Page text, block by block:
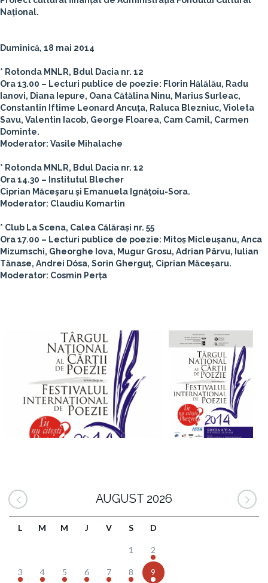
Național.
Duminică, 18 mai 2014
* Rotonda MNLR, Bdul Dacia nr. 12
Ora 13.00 – Lecturi publice de poezie: Florin Hălălău, Radu
Ianovi, Diana Iepure, Oana Cătălina Ninu, Marius Surleac,
Constantin Iftime Leonard Ancuța, Raluca Blezniuc, Violeta
Savu, Valentin Iacob, George Floarea, Cam Camil, Carmen
Dominte.
Moderator: Vasile Mihalache
* Rotonda MNLR, Bdul Dacia nr. 12
Ora 14.30 – Institutul Blecher
Ciprian Măceşaru şi Emanuela Ignăţoiu-Sora.
Moderator: Claudiu Komartin
* Club La Scena, Calea Călărași nr. 55
Ora 17.00 – Lecturi publice de poezie: Mitoș Micleușanu, Anca
Mizumschi, Gheorghe Iova, Mugur Grosu, Adrian Pârvu, Iulian
Tănase, Andrei Dósa, Sorin Gherguţ, Ciprian Măceșaru.
Moderator: Cosmin Perța
AUGUST 2026
L M M J V S D
1 2
3 4 5 6 7 8 9